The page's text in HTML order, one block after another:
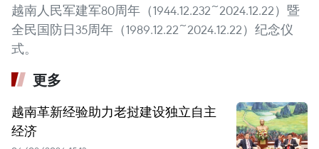
越南人民军建军80周年（1944.12.232~2024.12.22）暨
全民国防日35周年（1989.12.22~2024.12.22）纪念仪
式。
更多
越南革新经验助力老挝建设独立自主
经济